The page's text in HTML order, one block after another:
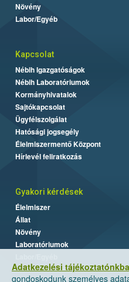
Adatkezelési
gondoskodunk személyes
Növény
Labor/Egyéb
Kapcsolat
Nébih Igazgatóságok
Nébih Laboratóriumok
Kormányhivatalok
Sajtókapcsolat
Ügyfélszolgálat
Hatósági jogsegély
Élelmiszermentő Központ
Hírlevél feliratkozás
Gyakori kérdések
Élelmiszer
Állat
Növény
Laboratóriumok